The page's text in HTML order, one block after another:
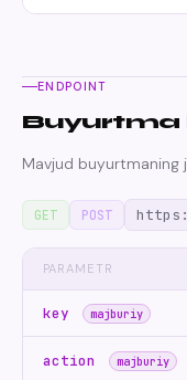
ENDPOINT
Buyurtma
Mavjud buyurtmaning
GET POST
PARAMETR
key majburiy
action majburiy